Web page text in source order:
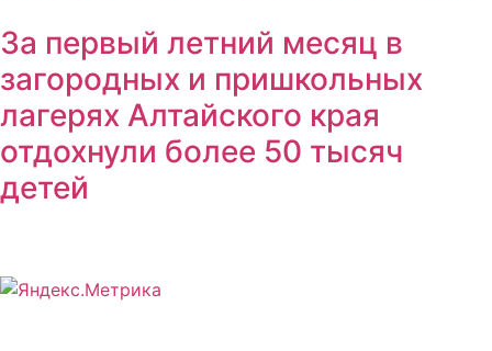
За первый летний месяц в
загородных и пришкольных
лагерях Алтайского края
отдохнули более 50 тысяч
детей